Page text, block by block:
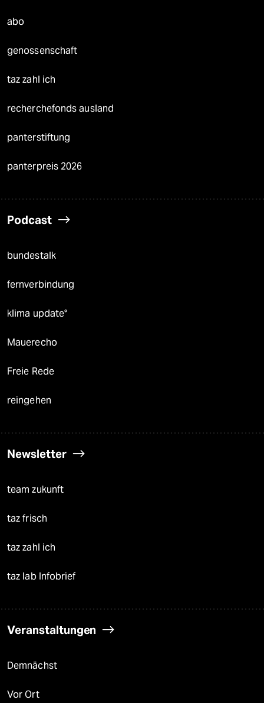
abo
genossenschaft
taz zahl ich
recherchefonds ausland
panterstiftung
panterpreis 2026
Podcast
bundestalk
fernverbindung
klima update°
Mauerecho
Freie Rede
reingehen
Newsletter
team zukunft
taz frisch
taz zahl ich
taz lab Infobrief
Veranstaltungen
Demnächst
Vor Ort